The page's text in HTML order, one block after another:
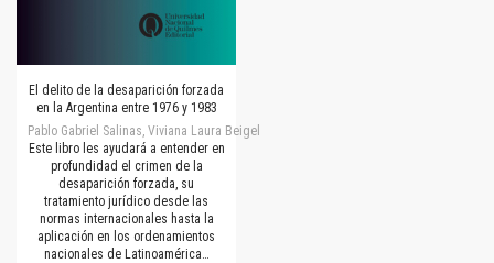
El delito de la desaparición forzada
en la Argentina entre 1976 y 1983
Pablo Gabriel Salinas, Viviana Laura Beigel
Este libro les ayudará a entender en
profundidad el crimen de la
desaparición forzada, su
tratamiento jurídico desde las
normas internacionales hasta la
aplicación en los ordenamientos
nacionales de Latinoamérica…